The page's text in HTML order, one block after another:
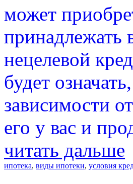
может
принадлежать
нецелевой
будет
зависимости
его у вас и
читать дальше
ипотека, виды ипотеки, условия